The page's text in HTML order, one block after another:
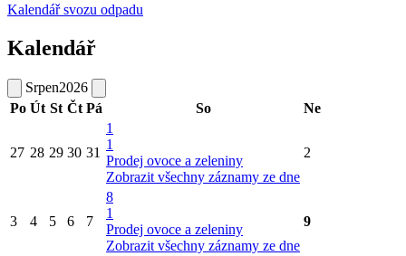
Kalendář svozu odpadu
Kalendář
Srpen2026
Po Út St Čt Pá So Ne
27 28 29 30 31
1
1
Prodej ovoce a zeleniny
Zobrazit všechny záznamy ze dne
2
3 4 5 6 7
8
1
Prodej ovoce a zeleniny
Zobrazit všechny záznamy ze dne
9